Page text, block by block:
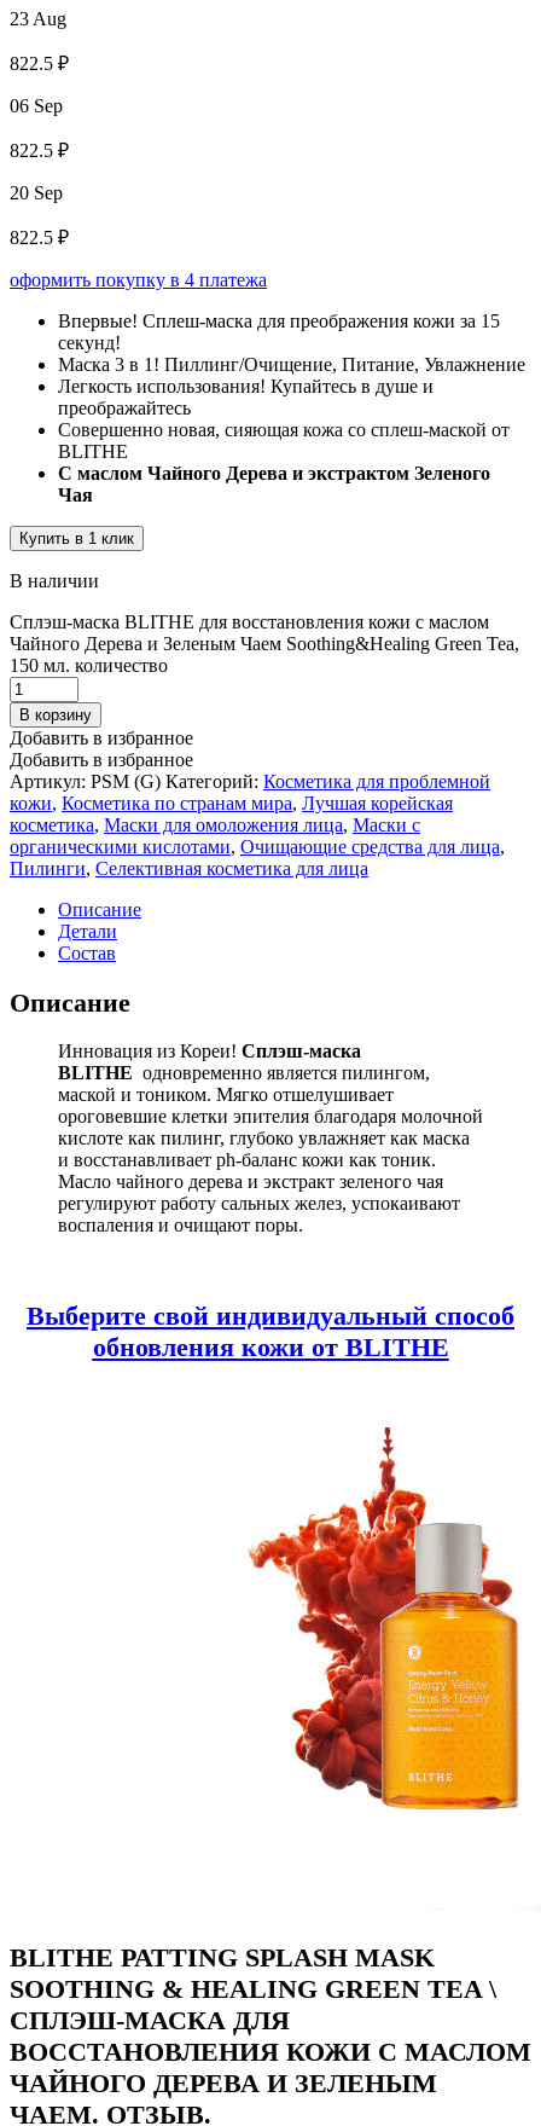
23 Aug
822.5 ₽
06 Sep
822.5 ₽
20 Sep
822.5 ₽
оформить покупку в 4 платежа
Впервые! Сплеш-маска для преображения кожи за 15
секунд!
Маска 3 в 1! Пиллинг/Очищение, Питание, Увлажнение
Легкость использования! Купайтесь в душе и
преображайтесь
Совершенно новая, сияющая кожа со сплеш-маской от
BLITHE
С маслом Чайного Дерева и экстрактом Зеленого
Чая
Купить в 1 клик
В наличии
Сплэш-маска BLITHE для восстановления кожи с маслом
Чайного Дерева и Зеленым Чаем Soothing&Healing Green Tea,
150 мл. количество
В корзину
Добавить в избранное
Добавить в избранное
Артикул: PSM (G) Категорий: Косметика для проблемной
кожи, Косметика по странам мира, Лучшая корейская
косметика, Маски для омоложения лица, Маски с
органическими кислотами, Очищающие средства для лица,
Пилинги, Селективная косметика для лица
Описание
Детали
Состав
Описание
Инновация из Кореи! Сплэш-маска
BLITHE одновременно является пилингом,
маской и тоником. Мягко отшелушивает
ороговевшие клетки эпителия благодаря молочной
кислоте как пилинг, глубоко увлажняет как маска
и восстанавливает ph-баланс кожи как тоник.
Масло чайного дерева и экстракт зеленого чая
регулируют работу сальных желез, успокаивают
воспаления и очищают поры.
Выберите свой индивидуальный способ
обновления кожи от BLITHE
BLITHE PATTING SPLASH MASK
SOOTHING & HEALING GREEN TEA \
СПЛЭШ-МАСКА ДЛЯ
ВОССТАНОВЛЕНИЯ КОЖИ С МАСЛОМ
ЧАЙНОГО ДЕРЕВА И ЗЕЛЕНЫМ
ЧАЕМ. ОТЗЫВ.